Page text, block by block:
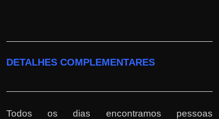
DETALHES COMPLEMENTARES
Todos os dias encontramos pessoas